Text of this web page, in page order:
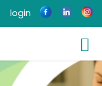
login